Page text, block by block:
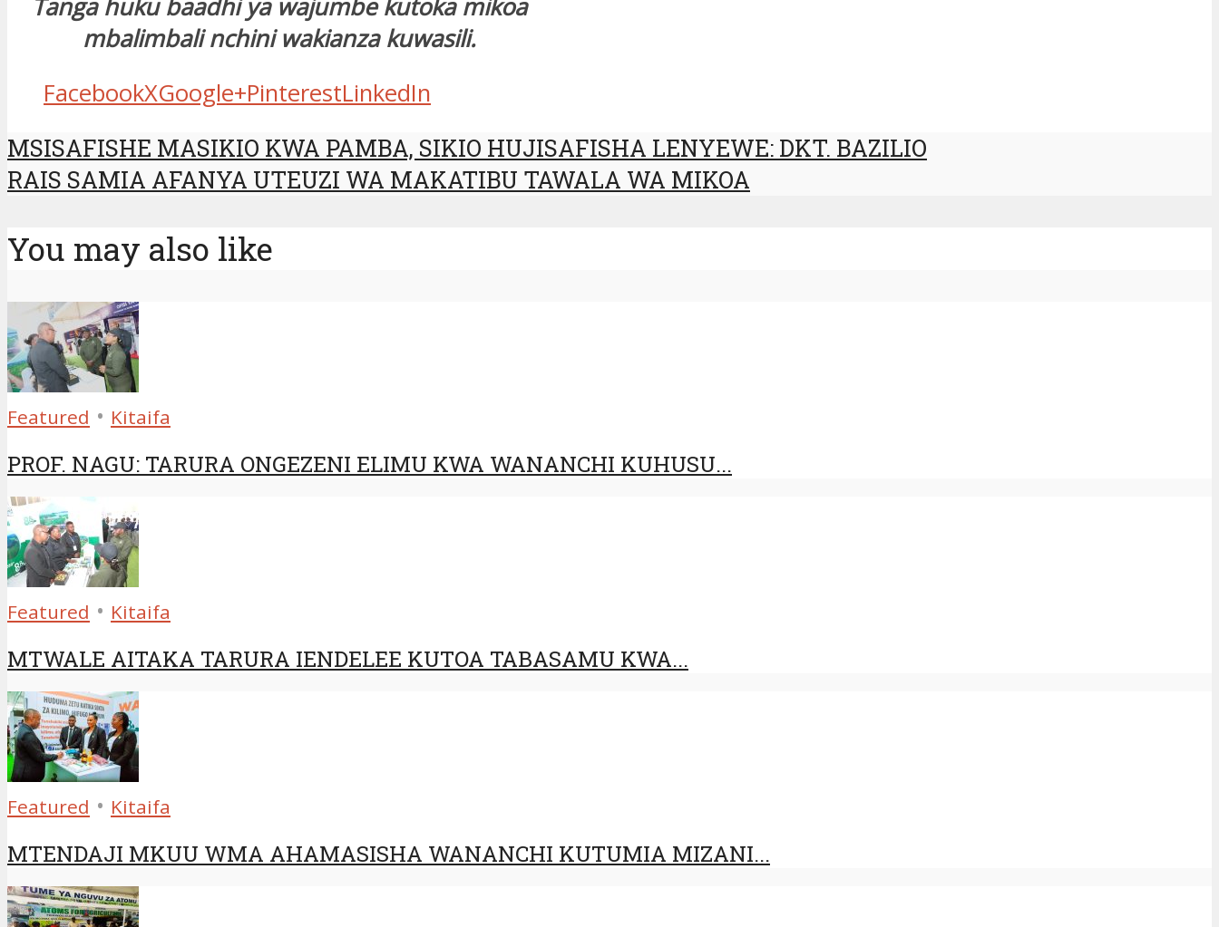
Tanga huku baadhi ya wajumbe kutoka mikoa
mbalimbali nchini wakianza kuwasili.
FacebookXGoogle+PinterestLinkedIn
MSISAFISHE MASIKIO KWA PAMBA, SIKIO HUJISAFISHA LENYEWE: DKT. BAZILIO
RAIS SAMIA AFANYA UTEUZI WA MAKATIBU TAWALA WA MIKOA
You may also like
Featured • Kitaifa
PROF. NAGU: TARURA ONGEZENI ELIMU KWA WANANCHI KUHUSU...
Featured • Kitaifa
MTWALE AITAKA TARURA IENDELEE KUTOA TABASAMU KWA...
Featured • Kitaifa
MTENDAJI MKUU WMA AHAMASISHA WANANCHI KUTUMIA MIZANI...